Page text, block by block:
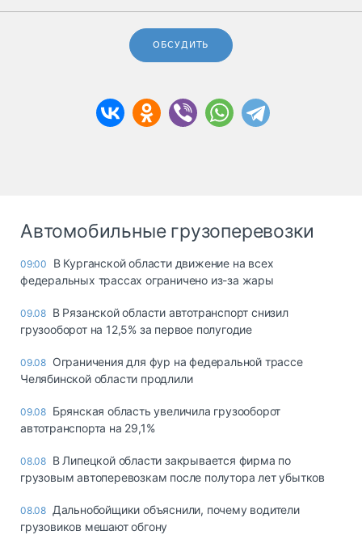
ОБСУДИТЬ
Автомобильные грузоперевозки
09:00
В Курганской области движение на всех
федеральных трассах ограничено из-за жары
09.08 В Рязанской области автотранспорт снизил
грузооборот на 12,5% за первое полугодие
09.08 Ограничения для фур на федеральной трассе
Челябинской области продлили
09.08 Брянская область увеличила грузооборот
автотранспорта на 29,1%
08.08 В Липецкой области закрывается фирма по
грузовым автоперевозкам после полутора лет убытков
08.08 Дальнобойщики объяснили, почему водители
грузовиков мешают обгону